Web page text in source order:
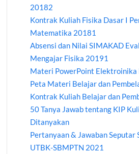
20182
Kontrak Kuliah Fisika Dasar I
Matematika 20181
Absensi dan Nilai SIMAKAD
Mengajar Fisika 20191
Materi PowerPoint
Peta Materi Belajar dan
Kontrak Kuliah Belajar dan
50 Tanya Jawab tentang KIP
Ditanyakan
Pertanyaan & Jawaban Seputar
UTBK-SBMPTN 2021